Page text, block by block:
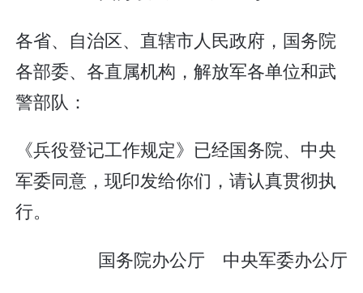
各省、自治区、直辖市人民政府，国务院
各部委、各直属机构，解放军各单位和武
警部队：
《兵役登记工作规定》已经国务院、中央
军委同意，现印发给你们，请认真贯彻执
行。
国务院办公厅 中央军委办公厅